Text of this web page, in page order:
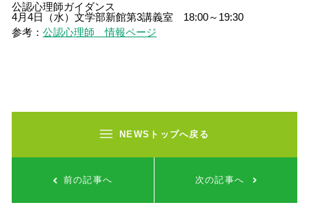
公認心理師ガイダンス
4月4日（水）文学部新館第3講義室　18:00～19:30
参考： 公認心理師 情報ページ
前の記事へ
NEWSトップへ戻る
次の記事へ